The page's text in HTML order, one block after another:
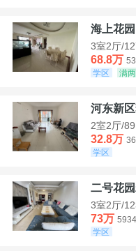
海上花
3室2厅/
68.8万
学区
满
河东新
2室2厅/
32.8万
学区
二号花
3室2厅/
73万
学区